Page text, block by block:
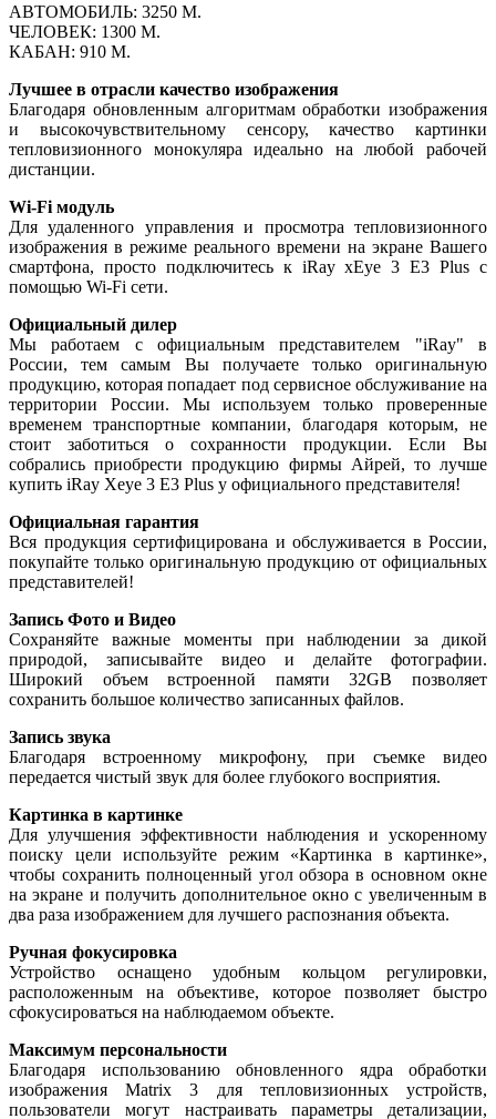
АВТОМОБИЛЬ: 3250 М.
ЧЕЛОВЕК: 1300 М.
КАБАН: 910 М.
Лучшее в отрасли качество изображения
Благодаря обновленным алгоритмам обработки изображения
и высокочувствительному сенсору, качество картинки
тепловизионного монокуляра идеально на любой рабочей
дистанции.
Wi-Fi модуль
Для удаленного управления и просмотра тепловизионного
изображения в режиме реального времени на экране Вашего
смартфона, просто подключитесь к iRay xEye 3 E3 Plus с
помощью Wi-Fi сети.
Официальный дилер
Мы работаем с официальным представителем "iRay" в
России, тем самым Вы получаете только оригинальную
продукцию, которая попадает под сервисное обслуживание на
территории России. Мы используем только проверенные
временем транспортные компании, благодаря которым, не
стоит заботиться о сохранности продукции. Если Вы
собрались приобрести продукцию фирмы Айрей, то лучше
купить iRay Xeye 3 E3 Plus у официального представителя!
Официальная гарантия
Вся продукция сертифицирована и обслуживается в России,
покупайте только оригинальную продукцию от официальных
представителей!
Запись Фото и Видео
Сохраняйте важные моменты при наблюдении за дикой
природой, записывайте видео и делайте фотографии.
Широкий объем встроенной памяти 32GB позволяет
сохранить большое количество записанных файлов.
Запись звука
Благодаря встроенному микрофону, при съемке видео
передается чистый звук для более глубокого восприятия.
Картинка в картинке
Для улучшения эффективности наблюдения и ускоренному
поиску цели используйте режим «Картинка в картинке»,
чтобы сохранить полноценный угол обзора в основном окне
на экране и получить дополнительное окно с увеличенным в
два раза изображением для лучшего распознания объекта.
Ручная фокусировка
Устройство оснащено удобным кольцом регулировки,
расположенным на объективе, которое позволяет быстро
сфокусироваться на наблюдаемом объекте.
Максимум персональности
Благодаря использованию обновленного ядра обработки
изображения Matrix 3 для тепловизионных устройств,
пользователи могут настраивать параметры детализации,